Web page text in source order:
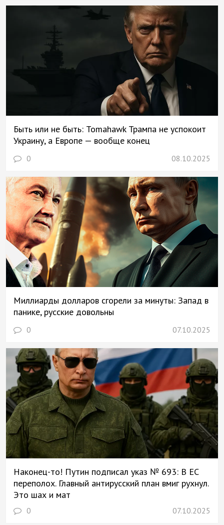
Быть или не быть: Tomahawk Трампа не успокоит
Украину, а Европе — вообще конец
0 08.10.2025
Миллиарды долларов сгорели за минуты: Запад в
панике, русские довольны
0 07.10.2025
Наконец-то! Путин подписал указ № 693: В ЕС
переполох. Главный антирусский план вмиг рухнул.
Это шах и мат
0 07.10.2025